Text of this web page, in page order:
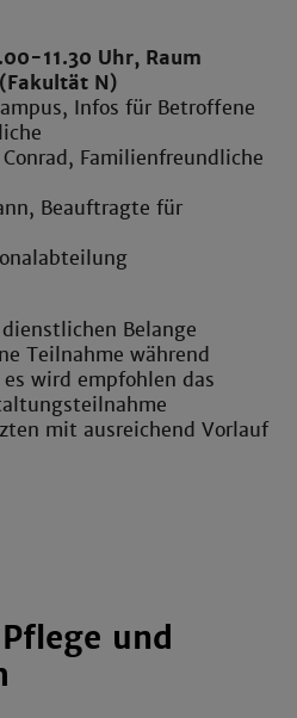
11.30 Uhr, Raum
N)
Infos für Betroffene
Familienfreundliche
Beauftragte für
Belange
Teilnahme während
wird empfohlen das
mit ausreichend Vorlauf
und